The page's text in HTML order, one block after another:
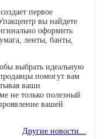
первое
вы найдете
оформить
ленты, банты,
выбрать идеальную
помогут вам
ваши
не только полезный
вашей
Другие новости...